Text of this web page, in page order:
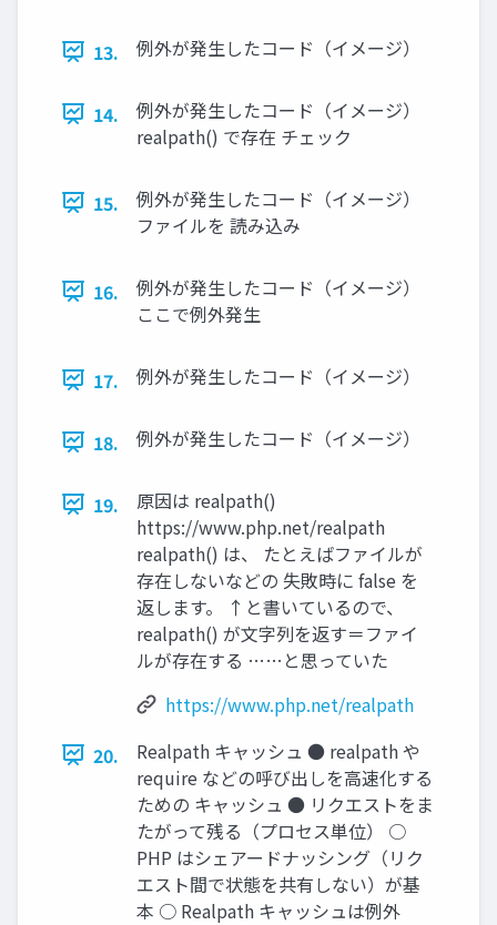
13. 例外が発生したコード（イメージ）
14.
例外が発生したコード（イメージ）
realpath() で存在 チェック
15.
例外が発生したコード（イメージ）
ファイルを 読み込み
16.
例外が発生したコード（イメージ）
ここで例外発生
17. 例外が発生したコード（イメージ）
18. 例外が発生したコード（イメージ）
19.
原因は realpath()
https://www.php.net/realpath
realpath() は、 たとえばファイルが
存在しないなどの 失敗時に false を
返します。 ↑と書いているので、
realpath() が文字列を返す＝ファイ
ルが存在する ……と思っていた
https://www.php.net/realpath
20.
Realpath キャッシュ ● realpath や
require などの呼び出しを高速化する
ための キャッシュ ● リクエストをま
たがって残る（プロセス単位） ○
PHP はシェアードナッシング（リク
エスト間で状態を共有しない）が基
本 ○ Realpath キャッシュは例外